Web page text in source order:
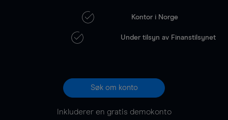
Kontor i Norge
Under tilsyn av Finanstilsynet
Søk om konto
Inkluderer en gratis demokonto